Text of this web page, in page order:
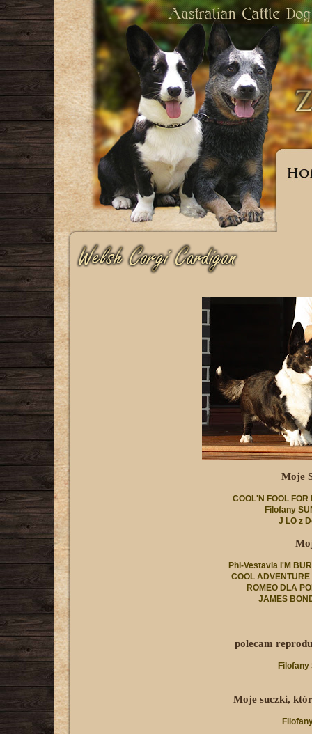
Moje
COOL'N FOOL
Filofany
J LO z
Phi-Vestavia I'M
COOL
ROMEO DLA
JAMES
polecam
Filofany
Moje suczki,